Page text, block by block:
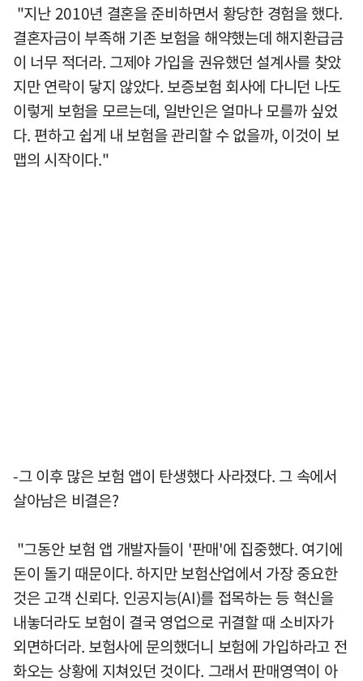
"지난 2010년 결혼을 준비하면서 황당한 경험을 했다.
결혼자금이 부족해 기존 보험을 해약했는데 해지환급금
이 너무 적더라. 그제야 가입을 권유했던 설계사를 찾았
지만 연락이 닿지 않았다. 보증보험 회사에 다니던 나도
이렇게 보험을 모르는데, 일반인은 얼마나 모를까 싶었
다. 편하고 쉽게 내 보험을 관리할 수 없을까, 이것이 보
맵의 시작이다."
-그 이후 많은 보험 앱이 탄생했다 사라졌다. 그 속에서
살아남은 비결은?
"그동안 보험 앱 개발자들이 '판매'에 집중했다. 여기에
돈이 돌기 때문이다. 하지만 보험산업에서 가장 중요한
것은 고객 신뢰다. 인공지능(AI)를 접목하는 등 혁신을
내놓더라도 보험이 결국 영업으로 귀결할 때 소비자가
외면하더라. 보험사에 문의했더니 보험에 가입하라고 전
화오는 상황에 지쳐있던 것이다. 그래서 판매영역이 아